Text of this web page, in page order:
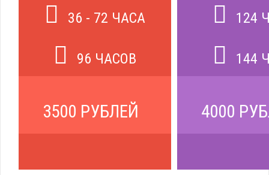
36 - 72 ЧАСА
96 ЧАСОВ
3500 РУБЛЕЙ
124
144
4000